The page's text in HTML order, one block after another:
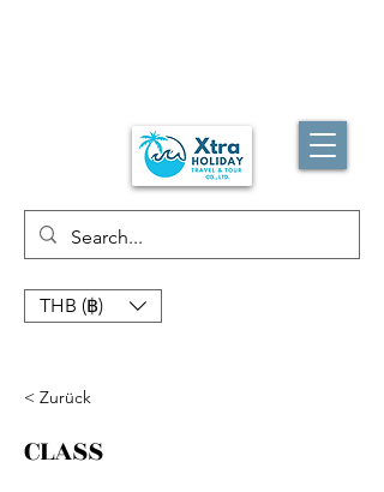
THB (฿)
< Zurück
CLASS